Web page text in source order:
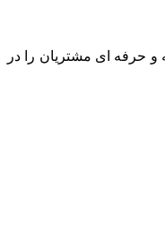
و حرفه ای مشتریان را در